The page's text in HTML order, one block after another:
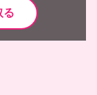
る